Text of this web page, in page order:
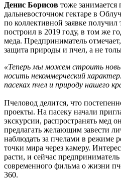
Денис Борисов тоже занимается
дальневосточном гектаре в
по коллективной заявке
построил в 2019 году, в том же
меда. Предприниматель
защита природы и пчел, а не
«Теперь мы можем строить
носить некоммерческий
пасеках пчел и природу нашего
Пчеловод делится, что
проекты. На пасеку начали
экскурсии, распространять мед
предлагать желающим завести
наблюдать за пчелами в режиме
точки мира через камеру.
расти, и сейчас
современного фильма о жизни
360.